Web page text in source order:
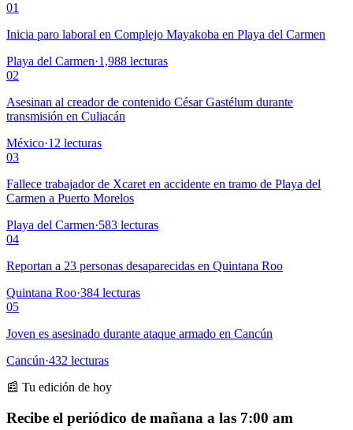
01
Inicia paro laboral en Complejo Mayakoba en Playa del Carmen
Playa del Carmen·1,988 lecturas
02
Asesinan al creador de contenido César Gastélum durante
transmisión en Culiacán
México·12 lecturas
03
Fallece trabajador de Xcaret en accidente en tramo de Playa del
Carmen a Puerto Morelos
Playa del Carmen·583 lecturas
04
Reportan a 23 personas desaparecidas en Quintana Roo
Quintana Roo·384 lecturas
05
Joven es asesinado durante ataque armado en Cancún
Cancún·432 lecturas
📰 Tu edición de hoy
Recibe el periódico de mañana a las 7:00 am